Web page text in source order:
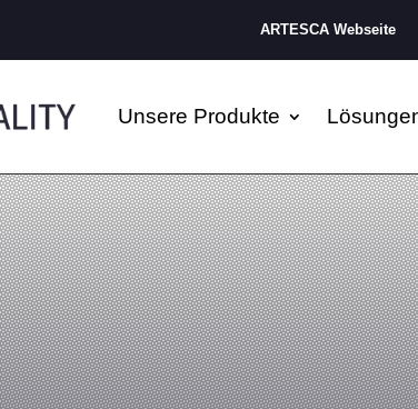
ARTESCA Webseite
Unsere Produkte